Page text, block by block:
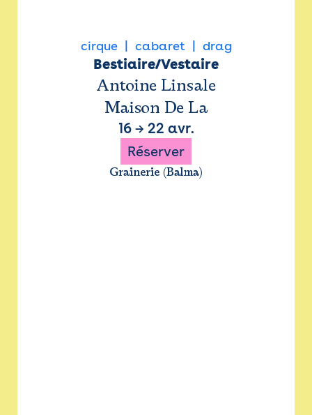
cirque cabaret drag
Bestiaire/Vestaire
Antoine Linsale
Maison De La
16→ 22 avr.
Réserver
Grainerie (Balma)